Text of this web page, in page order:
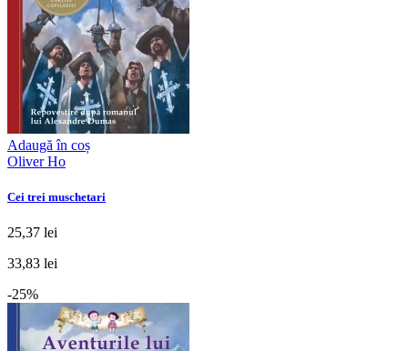
Adaugă în coș
Oliver Ho
Cei trei muschetari
25,37 lei
33,83 lei
-25%